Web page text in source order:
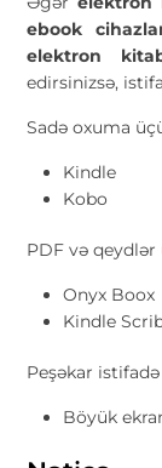
ebook
elektron
edirsinizsə,
Sadə oxuma
Kindle
Kobo
PDF və qeydlər
Onyx Boox
Kindle
Peşəkar
Böyük